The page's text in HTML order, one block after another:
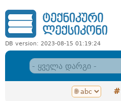
DB version: 2023-08-15 01:19:24
#